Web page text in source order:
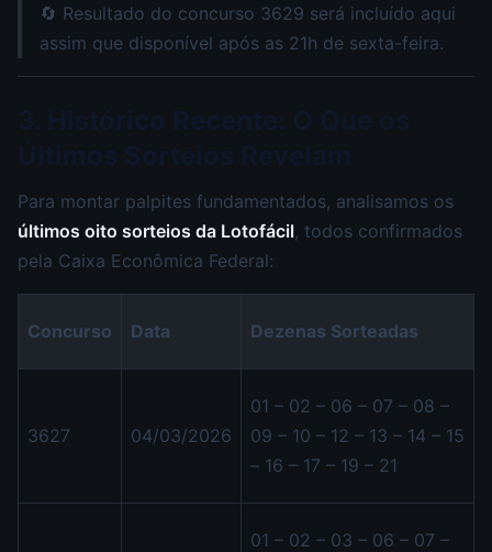
🔄 Resultado do concurso 3629 será incluído aqui
assim que disponível após as 21h de sexta-feira.
Para montar palpites fundamentados, analisamos os
últimos oito sorteios da Lotofácil, todos confirmados
pela Caixa Econômica Federal:
Concurso Data Dezenas Sorteadas
3627 04/03/2026
01 – 02 – 06 – 07 – 08 –
09 – 10 – 12 – 13 – 14 – 15
– 16 – 17 – 19 – 21
01 – 02 – 03 – 06 – 07 –